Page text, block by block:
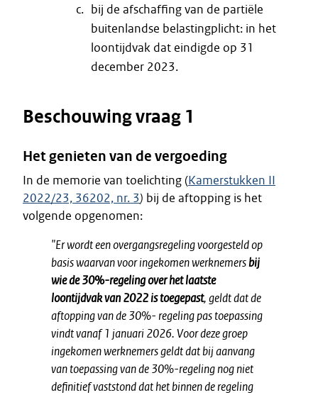
bij de afschaffing van de partiële
buitenlandse belastingplicht: in het
loontijdvak dat eindigde op 31
december 2023.
Beschouwing vraag 1
Het genieten van de vergoeding
In de memorie van toelichting (Kamerstukken II
2022/23, 36202, nr. 3) bij de aftopping is het
volgende opgenomen:
"Er wordt een overgangsregeling voorgesteld op
basis waarvan voor ingekomen werknemersbij
wie de 30%-regeling over het laatste
loontijdvak van 2022 is toegepast, geldt dat de
aftopping van de 30%- regeling pas toepassing
vindt vanaf 1 januari 2026. Voor deze groep
ingekomen werknemers geldt dat bij aanvang
van toepassing van de 30%-regeling nog niet
definitief vaststond dat het binnen de regeling